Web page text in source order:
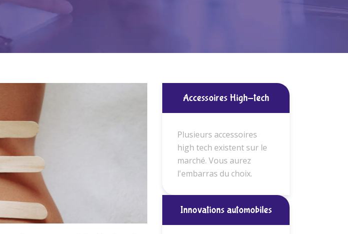
Accessoires High-tech
Plusieurs accessoires
high tech existent sur le
marché. Vous aurez
l'embarras du choix.
Innovations automobiles